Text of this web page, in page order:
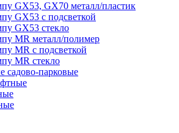
GX53, GX70 металл/пластик
GX53 с подсветкой
GX53 стекло
MR металл/полимер
MR с подсветкой
MR стекло
садово-парковые